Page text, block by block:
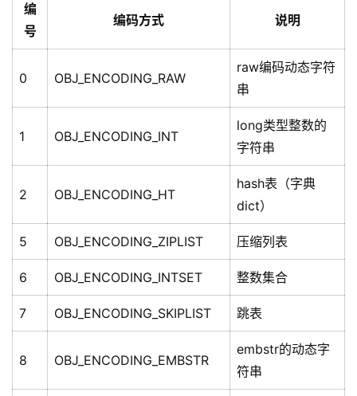
编
号
编码方式 说明
0 OBJ_ENCODING_RAW
raw编码动态字符
串
1 OBJ_ENCODING_INT
long类型整数的
字符串
2 OBJ_ENCODING_HT
hash表（字典
dict）
5 OBJ_ENCODING_ZIPLIST 压缩列表
6 OBJ_ENCODING_INTSET 整数集合
7 OBJ_ENCODING_SKIPLIST 跳表
8 OBJ_ENCODING_EMBSTR
embstr的动态字
符串